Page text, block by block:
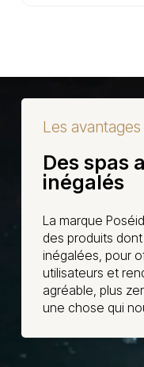
Les avantages
Des spas
inégalés
La marque
des produits
inégalées, pour
utilisateurs et
agréable, plus
une chose qui